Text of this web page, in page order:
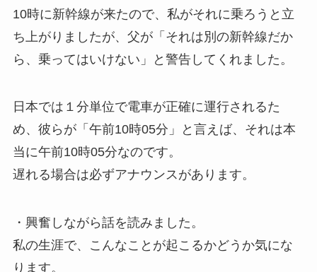
10時に新幹線が来たので、私がそれに乗ろうと立
ち上がりましたが、父が「それは別の新幹線だか
ら、乗ってはいけない」と警告してくれました。
日本では１分単位で電車が正確に運行されるた
め、彼らが「午前10時05分」と言えば、それは本
当に午前10時05分なのです。
遅れる場合は必ずアナウンスがあります。
・興奮しながら話を読みました。
私の生涯で、こんなことが起こるかどうか気にな
ります。